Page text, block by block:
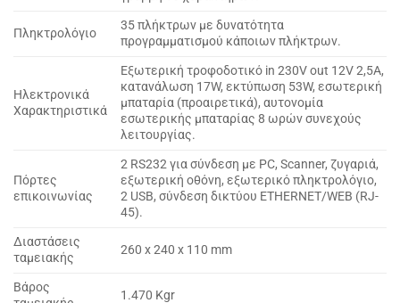
Πληκτρολόγιο
35 πλήκτρων με δυνατότητα
προγραμματισμού κάποιων πλήκτρων.
Ηλεκτρονικά
Χαρακτηριστικά
Εξωτερική τροφοδοτικό in 230V out 12V 2,5A,
κατανάλωση 17W, εκτύπωση 53W, εσωτερική
μπαταρία (προαιρετικά), αυτονομία
εσωτερικής μπαταρίας 8 ωρών συνεχούς
λειτουργίας.
Πόρτες
επικοινωνίας
2 RS232 για σύνδεση με PC, Scanner, ζυγαριά,
εξωτερική οθόνη, εξωτερικό πληκτρολόγιο,
2 USB, σύνδεση δικτύου ETHERNET/WEB (RJ-
45).
Διαστάσεις
ταμειακής
260 x 240 x 110 mm
Βάρος
1.470 Kgr